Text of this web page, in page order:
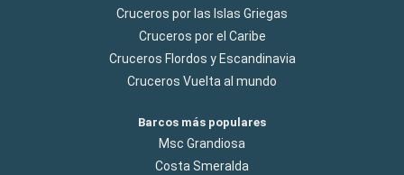
Cruceros por las Islas Griegas
Cruceros por el Caribe
Cruceros Flordos y Escandinavia
Cruceros Vuelta al mundo
Barcos más populares
Msc Grandiosa
Costa Smeralda